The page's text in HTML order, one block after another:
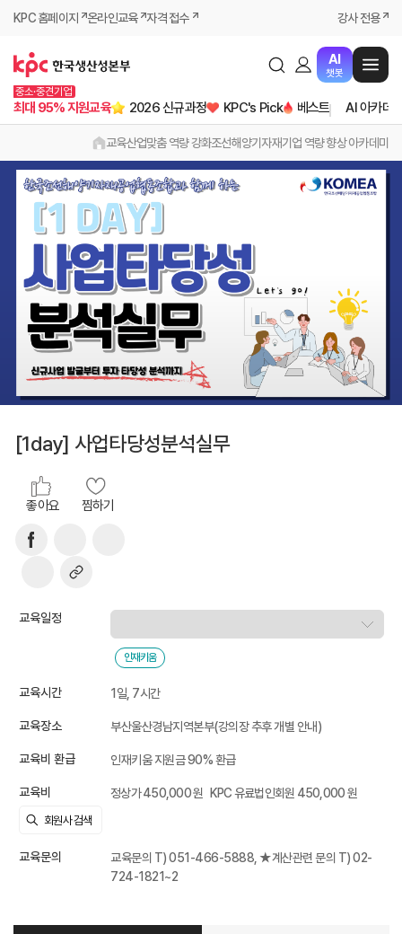
KPC 홈페이지 온라인교육 자격 접수 강사 전용
AI
챗봇
중소·중견기업
최대 95% 지원교육 2026 신규과정 KPC's Pick 베스트 AI 아카데
교육산업맞춤 역량 강화조선해양기자재기업 역량 향상 아카데미
[1day] 사업타당성분석실무
좋아요 찜하기
교육일정
인재키움
교육시간 1일, 7시간
교육장소 부산울산경남지역본부(강의장 추후 개별 안내)
교육비 환급 인재키움 지원금 90% 환급
교육비 정상가 450,000 원 KPC 유료법인회원 450,000 원
교육문의
교육문의 T) 051-466-5888, ★계산관련 문의 T) 02-
724-1821~2